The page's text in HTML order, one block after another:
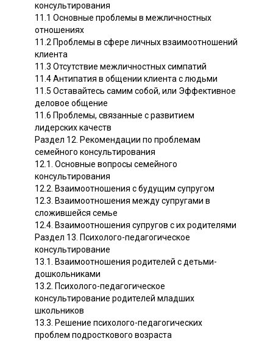
консультирования
11.1 Основные проблемы в межличностных
отношениях
11.2 Проблемы в сфере личных взаимоотношений
клиента
11.3 Отсутствие межличностных симпатий
11.4 Антипатия в общении клиента с людьми
11.5 Оставайтесь самим собой, или Эффективное
деловое общение
11.6 Проблемы, связанные с развитием
лидерских качеств
Раздел 12. Рекомендации по проблемам
семейного консультирования
12.1. Основные вопросы семейного
консультирования
12.2. Взаимоотношения с будущим супругом
12.3. Взаимоотношения между супругами в
сложившейся семье
12.4. Взаимоотношения супругов с их родителями
Раздел 13. Психолого-педагогическое
консультирование
13.1. Взаимоотношения родителей с детьми-
дошкольниками
13.2. Психолого-педагогическое
консультирование родителей младших
школьников
13.3. Решение психолого-педагогических
проблем подросткового возраста